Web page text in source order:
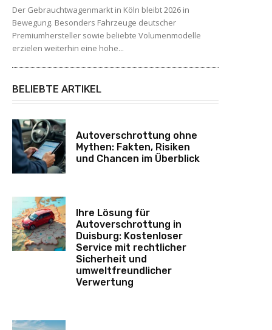
Der Gebrauchtwagenmarkt in Köln bleibt 2026 in
Bewegung. Besonders Fahrzeuge deutscher
Premiumhersteller sowie beliebte Volumenmodelle
erzielen weiterhin eine hohe...
BELIEBTE ARTIKEL
Autoverschrottung ohne
Mythen: Fakten, Risiken
und Chancen im Überblick
Ihre Lösung für
Autoverschrottung in
Duisburg: Kostenloser
Service mit rechtlicher
Sicherheit und
umweltfreundlicher
Verwertung